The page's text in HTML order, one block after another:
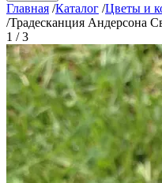
Главная /Каталог /Цветы и
/Традесканция Андерсона
1 / 3